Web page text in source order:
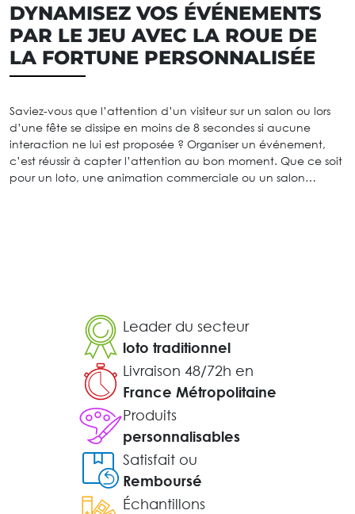
DYNAMISEZ VOS ÉVÉNEMENTS
PAR LE JEU AVEC LA ROUE DE
LA FORTUNE PERSONNALISÉE
Saviez-vous que l’attention d’un visiteur sur un salon ou lors
d’une fête se dissipe en moins de 8 secondes si aucune
interaction ne lui est proposée ? Organiser un événement,
c’est réussir à capter l’attention au bon moment. Que ce soit
pour un loto, une animation commerciale ou un salon…
Leader du secteur
loto traditionnel
Livraison 48/72h en
France Métropolitaine
Produits
personnalisables
Satisfait ou
Remboursé
Échantillons